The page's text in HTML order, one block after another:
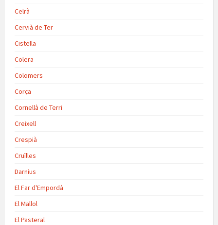
Celrà
Cervià de Ter
Cistella
Colera
Colomers
Corça
Cornellà de Terri
Creixell
Crespià
Cruïlles
Darnius
El Far d'Empordà
El Mallol
El Pasteral